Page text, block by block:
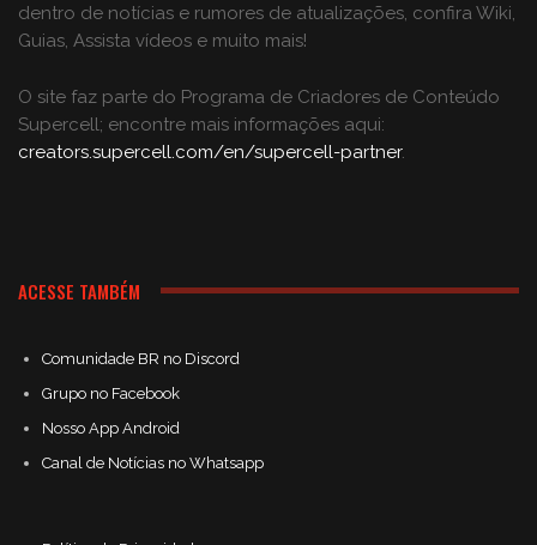
dentro de notícias e rumores de atualizações, confira Wiki,
Guias, Assista vídeos e muito mais!
O site faz parte do Programa de Criadores de Conteúdo
Supercell; encontre mais informações aqui:
creators.supercell.com/en/supercell-partner.
ACESSE TAMBÉM
Comunidade BR no Discord
Grupo no Facebook
Nosso App Android
Canal de Notícias no Whatsapp